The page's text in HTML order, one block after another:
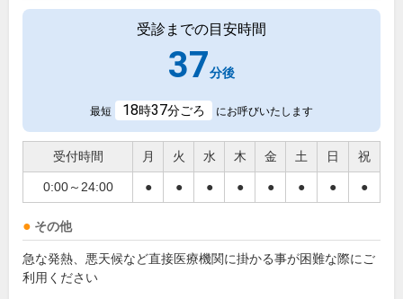
受診までの目安時間
37分後
最短 18時37分ごろ にお呼びいたします
受付時間 月 火 水 木 金 土 日 祝
0:00～24:00 ● ● ● ● ● ● ● ●
その他
急な発熱、悪天候など直接医療機関に掛かる事が困難な際にご
利用ください